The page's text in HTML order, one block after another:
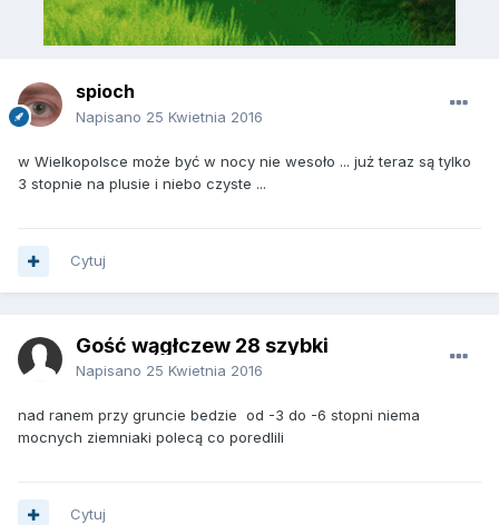
spioch
Napisano 25 Kwietnia 2016
w Wielkopolsce może być w nocy nie wesoło ... już teraz są tylko
3 stopnie na plusie i niebo czyste ...
Cytuj
Gość wągłczew 28 szybki
Napisano 25 Kwietnia 2016
nad ranem przy gruncie bedzie od -3 do -6 stopni niema
mocnych ziemniaki polecą co poredlili
Cytuj